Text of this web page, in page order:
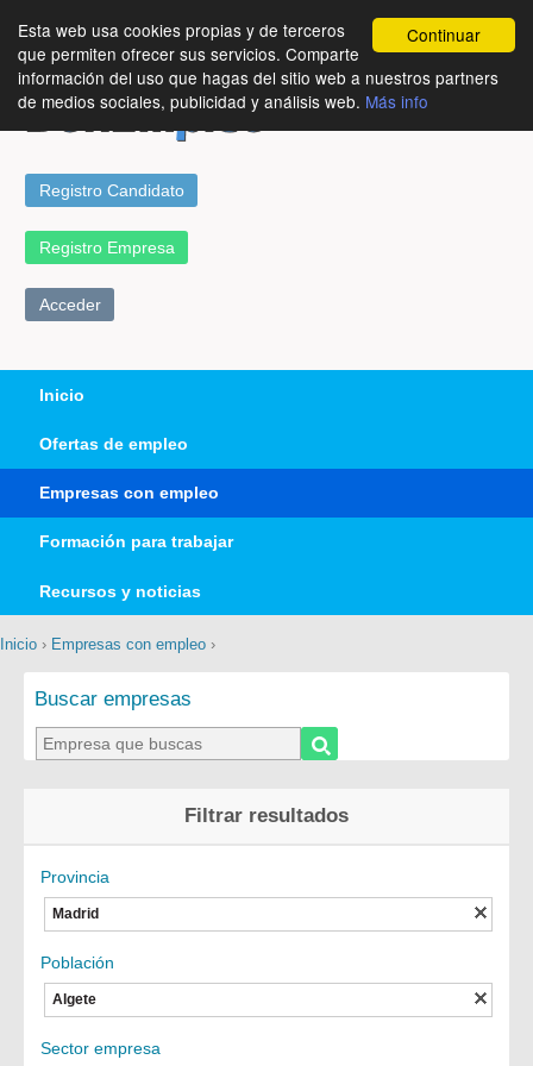
Continuar
Esta web usa cookies propias y de terceros
que permiten ofrecer sus servicios. Comparte
información del uso que hagas del sitio web a nuestros partners
de medios sociales, publicidad y análisis web. Más info
Registro Candidato
Registro Empresa
Acceder
Inicio
Ofertas de empleo
Empresas con empleo
Formación para trabajar
Recursos y noticias
Inicio › Empresas con empleo ›
Buscar empresas
Filtrar resultados
Provincia
Madrid
Población
Algete
Sector empresa